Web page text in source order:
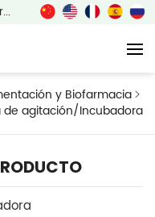
y Biofarmacia
de agitación/Incubadora